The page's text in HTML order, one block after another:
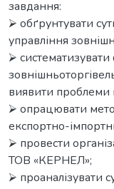
завдання:
⮚ обґрунтувати
управління
⮚
виявити проблеми
⮚ опрацювати
експортно-
⮚ провести
ТОВ «КЕРНЕЛ»;
⮚ проаналізувати